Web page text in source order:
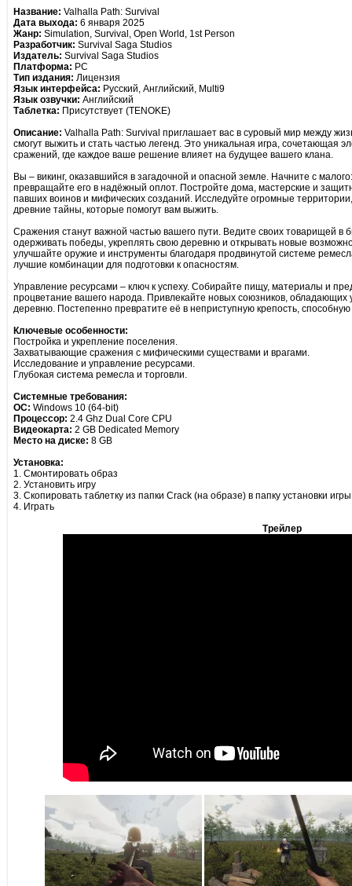
Название: Valhalla Path: Survival
Дата выхода: 6 января 2025
Жанр: Simulation, Survival, Open World, 1st Person
Разработчик: Survival Saga Studios
Издатель: Survival Saga Studios
Платформа: PC
Тип издания: Лицензия
Язык интерфейса: Русский, Английский, Multi9
Язык озвучки: Английский
Таблетка: Присутствует (TENOKE)
Описание: Valhalla Path: Survival приглашает вас в суровый мир между
смогут выжить и стать частью легенд. Это уникальная игра, сочетающая
сражений, где каждое ваше решение влияет на будущее вашего клана.
Вы – викинг, оказавшийся в загадочной и опасной земле. Начните с
превращайте его в надёжный оплот. Постройте дома, мастерские и
павших воинов и мифических созданий. Исследуйте огромные
древние тайны, которые помогут вам выжить.
Сражения станут важной частью вашего пути. Ведите своих товарищей в
одерживать победы, укреплять свою деревню и открывать новые
улучшайте оружие и инструменты благодаря продвинутой системе
лучшие комбинации для подготовки к опасностям.
Управление ресурсами – ключ к успеху. Собирайте пищу, материалы и
процветание вашего народа. Привлекайте новых союзников,
деревню. Постепенно превратите её в неприступную крепость,
Ключевые особенности:
Постройка и укрепление поселения.
Захватывающие сражения с мифическими существами и врагами.
Исследование и управление ресурсами.
Глубокая система ремесла и торговли.
Системные требования:
ОС: Windows 10 (64-bit)
Процессор: 2.4 Ghz Dual Core CPU
Видеокарта: 2 GB Dedicated Memory
Место на диске: 8 GB
Установка:
1. Смонтировать образ
2. Установить игру
3. Скопировать таблетку из папки Crack (на образе) в папку установки
4. Играть
Трейлер